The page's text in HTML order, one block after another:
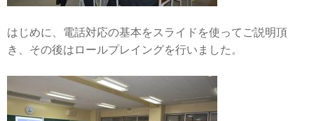
はじめに、電話対応の基本をスライドを使ってご説明頂
き、その後はロールプレイングを行いました。